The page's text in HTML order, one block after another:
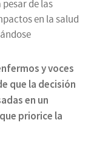
de las
en la salud
y voces
que la decisión
en un
priorice la